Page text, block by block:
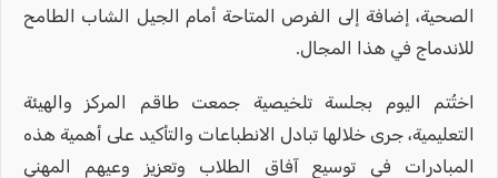
الصحية، إضافة إلى الفرص المتاحة أمام الجيل الشاب الطامح
للاندماج في هذا المجال.
اختُتم اليوم بجلسة تلخيصية جمعت طاقم المركز والهيئة
التعليمية، جرى خلالها تبادل الانطباعات والتأكيد على أهمية هذه
المبادرات في توسيع آفاق الطلاب وتعزيز وعيهم المهني